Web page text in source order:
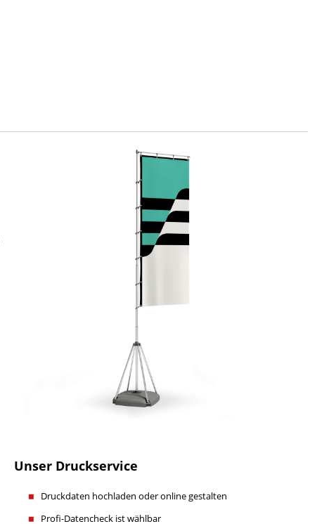
Unser Druckservice
Druckdaten hochladen oder online gestalten
Profi-Datencheck ist wählbar